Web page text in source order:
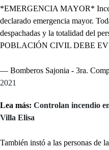
*EMERGENCIA MAYOR*
declarado emergencia mayor.
despachadas y la totalidad del
POBLACIÓN CIVIL DEBE
— Bomberos Sajonia - 3ra.
2021
Lea más: Controlan incendio
Villa Elisa
También instó a las personas de